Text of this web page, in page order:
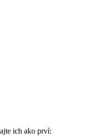
ich ako prví: